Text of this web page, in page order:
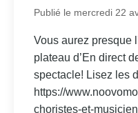
Publié le mercredi 22
Vous aurez presque
plateau d’En direct
spectacle! Lisez les
https://
choristes-et-